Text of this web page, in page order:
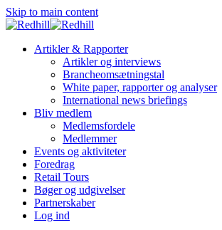
Skip to main content
Artikler & Rapporter
Artikler og interviews
Brancheomsætningstal
White paper, rapporter og analyser
International news briefings
Bliv medlem
Medlemsfordele
Medlemmer
Events og aktiviteter
Foredrag
Retail Tours
Bøger og udgivelser
Partnerskaber
Log ind